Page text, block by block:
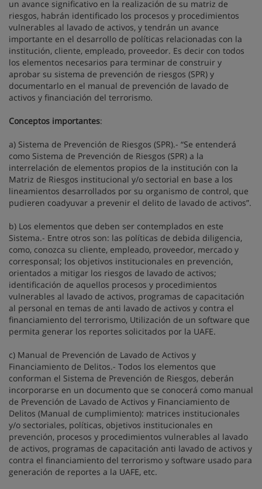
un avance significativo en la realización de su matriz de
riesgos, habrán identificado los procesos y procedimientos
vulnerables al lavado de activos, y tendrán un avance
importante en el desarrollo de políticas relacionadas con la
institución, cliente, empleado, proveedor. Es decir con todos
los elementos necesarios para terminar de construir y
aprobar su sistema de prevención de riesgos (SPR) y
documentarlo en el manual de prevención de lavado de
activos y financiación del terrorismo.
Conceptos importantes:
a) Sistema de Prevención de Riesgos (SPR).- “Se entenderá
como Sistema de Prevención de Riesgos (SPR) a la
interrelación de elementos propios de la institución con la
Matriz de Riesgos institucional y/o sectorial en base a los
lineamientos desarrollados por su organismo de control, que
pudieren coadyuvar a prevenir el delito de lavado de activos”.
b) Los elementos que deben ser contemplados en este
Sistema.- Entre otros son: las políticas de debida diligencia,
como, conozca su cliente, empleado, proveedor, mercado y
corresponsal; los objetivos institucionales en prevención,
orientados a mitigar los riesgos de lavado de activos;
identificación de aquellos procesos y procedimientos
vulnerables al lavado de activos, programas de capacitación
al personal en temas de anti lavado de activos y contra el
financiamiento del terrorismo, Utilización de un software que
permita generar los reportes solicitados por la UAFE.
c) Manual de Prevención de Lavado de Activos y
Financiamiento de Delitos.- Todos los elementos que
conforman el Sistema de Prevención de Riesgos, deberán
incorporarse en un documento que se conocerá como manual
de Prevención de Lavado de Activos y Financiamiento de
Delitos (Manual de cumplimiento): matrices institucionales
y/o sectoriales, políticas, objetivos institucionales en
prevención, procesos y procedimientos vulnerables al lavado
de activos, programas de capacitación anti lavado de activos y
contra el financiamiento del terrorismo y software usado para
generación de reportes a la UAFE, etc.